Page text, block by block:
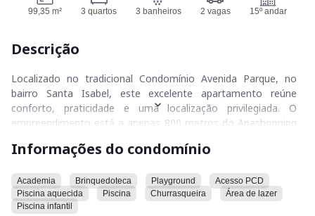
99,35 m² 3 quartos 3 banheiros 2 vagas 15º andar
Descrição
Localizado no tradicional Condomínio Avenida Parque, no
bairro Santa Isabel, este excelente apartamento reúne
conforto, praticidade e uma localização privilegiada. O
empreendimento está a apenas 800 metros do Anashopping
faculdades, bancos, supermercados, restaurantes e uma
comodidade para toda a família.
Com 99,35 m² de área privativa, o apartamento possui três
Informações do condomínio
Academia Brinquedoteca Playground
Acesso PCD
Piscina aquecida
Piscina Churrasqueira
Área de lazer
Piscina infantil